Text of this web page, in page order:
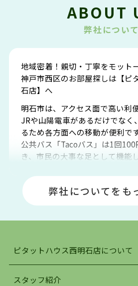
ABOUT
弊社について
地域密着！親切・丁寧をモット
神戸市西区のお部屋探しは【ピ
石店】へ
明石市は、アクセス面で高い利
JRや山陽電車があるだけでなく
るため各方面への移動が便利です
公共バス「Tacoバス」は1回
き、市民の大事な足として機能
場や釣りスポットが多くありま
駅」周辺には、ビブレ・イオン
い物施設も多くあり、買い物に
明石駅・西明石駅を中心に、明
でお部屋探している方は、ぜひ
お探しになってください。弊社
弊社についてをも
ピタットハウス西明石店について
スタッフ紹介